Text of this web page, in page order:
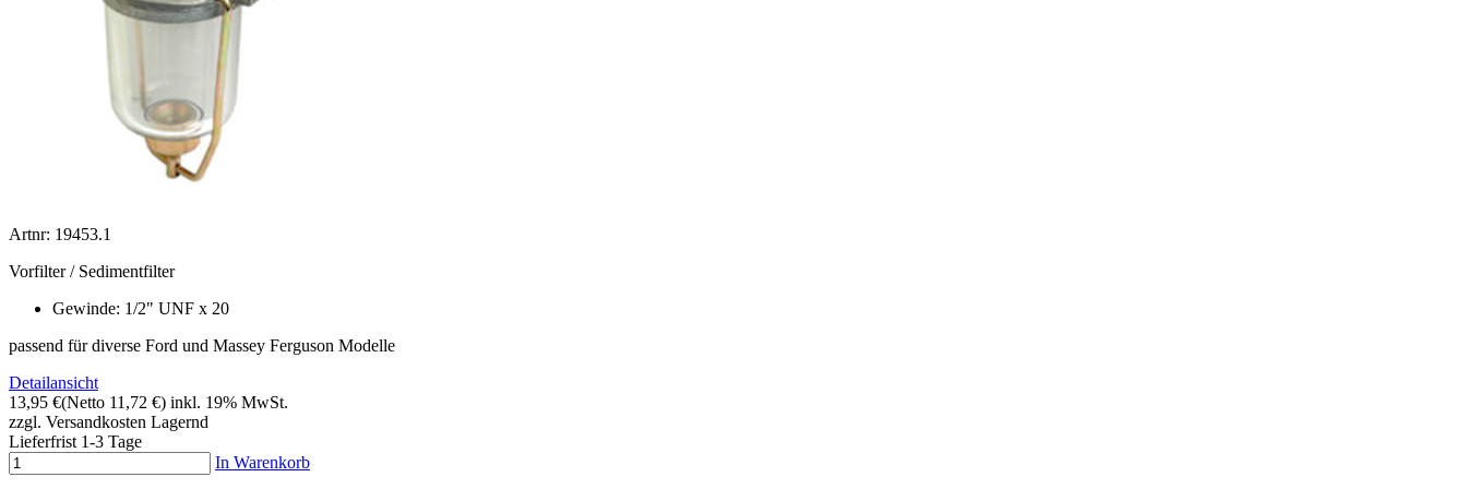
Artnr: 19453.1
Vorfilter / Sedimentfilter
Gewinde: 1/2" UNF x 20
passend für diverse Ford und Massey Ferguson Modelle
Detailansicht
13,95 €(Netto 11,72 €) inkl. 19% MwSt.
zzgl. Versandkosten Lagernd
Lieferfrist 1-3 Tage
In Warenkorb